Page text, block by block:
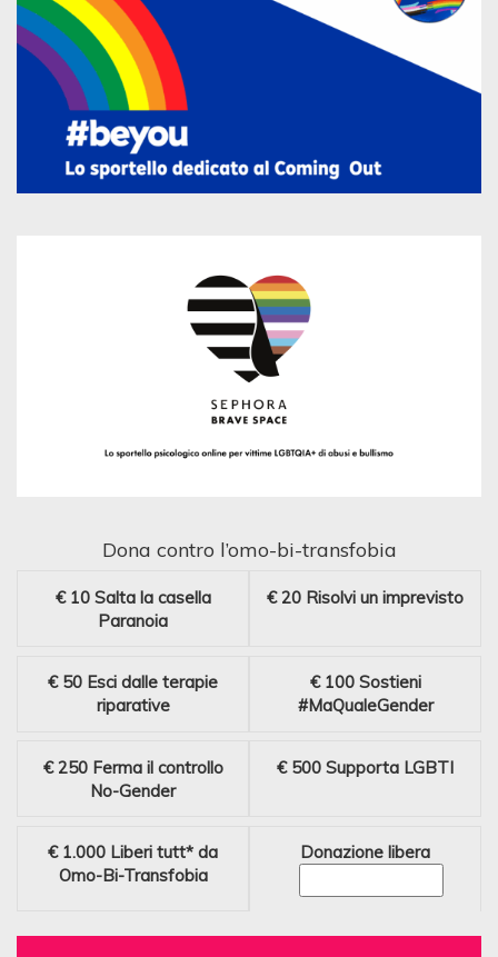
Dona contro l’omo-bi-transfobia
€ 10 Salta la casella
Paranoia
€ 20 Risolvi un imprevisto
€ 50 Esci dalle terapie
riparative
€ 100 Sostieni
#MaQualeGender
€ 250 Ferma il controllo
No-Gender
€ 500 Supporta LGBTI
€ 1.000 Liberi tutt* da
Omo-Bi-Transfobia
Donazione libera